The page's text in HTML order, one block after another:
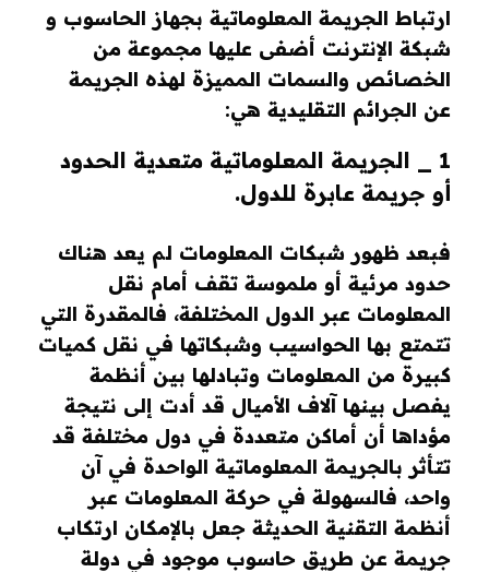
ارتباط الجريمة المعلوماتية بجهاز الحاسوب و
شبكة الإنترنت أضفى عليها مجموعة من
الخصائص والسمات المميزة لهذه الجريمة
عن الجرائم التقليدية هي:
1 _ الجريمة المعلوماتية متعدية الحدود
أو جريمة عابرة للدول.
فبعد ظهور شبكات المعلومات لم يعد هناك
حدود مرئية أو ملموسة تقف أمام نقل
المعلومات عبر الدول المختلفة، فالمقدرة التي
تتمتع بها الحواسيب وشبكاتها في نقل كميات
كبيرة من المعلومات وتبادلها بين أنظمة
يفصل بينها آلاف الأميال قد أدت إلى نتيجة
مؤداها أن أماكن متعددة في دول مختلفة قد
تتأثر بالجريمة المعلوماتية الواحدة في آن
واحد، فالسهولة في حركة المعلومات عبر
أنظمة التقنية الحديثة جعل بالإمكان ارتكاب
جريمة عن طريق حاسوب موجود في دولة